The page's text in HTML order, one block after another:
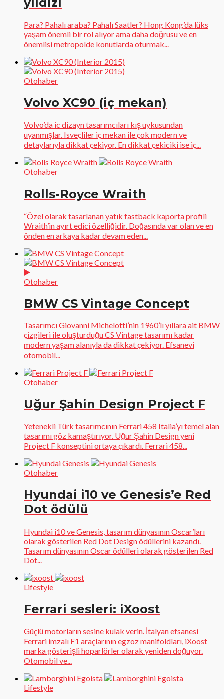
Para? Pahalı araba? Pahalı Saatler? Hong Kong’da lüks
yaşam önemli bir rol alıyor ama daha doğrusu ve en
önemlisi metropolde konutlarda oturmak...
Otohaber
Volvo XC90 (iç mekan)
Volvo’da ic dizayn tasarımcıları kış uykusundan
uyanmışlar. Isveçliler iç mekan ile çok modern ve
detaylarıyla dikkat çekiyor. En dikkat çekiciki ise iç...
Otohaber
Rolls-Royce Wraith
“Özel olarak tasarlanan yatık fastback kaporta profili
Wraith’in ayırt edici özelliğidir. Doğasında var olan ve en
önden en arkaya kadar devam eden...
Otohaber
BMW CS Vintage Concept
Tasarımcı Giovanni Michelotti’nin 1960’lı yıllara ait BMW
çizgileri ile oluşturduğu CS Vintage tasarımı kadar
modern yaşam alanıyla da dikkat çekiyor. Efsanevi
otomobil...
Otohaber
Uğur Şahin Design Project F
Yetenekli Türk tasarımcının Ferrari 458 Italia’yı temel alan
tasarımı göz kamaştırıyor. Uğur Şahin Design yeni
Project F konseptini ortaya çıkardı. Ferrari 458...
Otohaber
Hyundai i10 ve Genesis’e Red
Dot ödülü
Hyundai i10 ve Genesis, tasarım dünyasının Oscar’ları
olarak gösterilen Red Dot Design ödüllerini kazandı.
Tasarım dünyasının Oscar ödülleri olarak gösterilen Red
Dot...
Lifestyle
Ferrari sesleri: iXoost
Güçlü motorların sesine kulak verin. İtalyan efsanesi
Ferrari imzalı F1 araçlarının egzoz manifoldları, iXoost
marka gösterişli hoparlörler olarak yeniden doğuyor.
Otomobil ve...
Lifestyle